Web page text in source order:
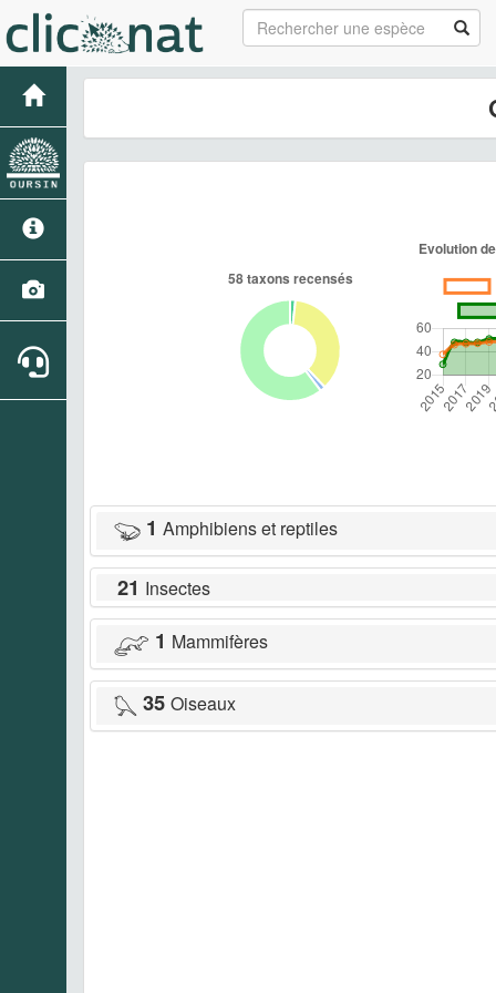
1 Amphibiens et reptiles
21 Insectes
1 Mammifères
35 Oiseaux